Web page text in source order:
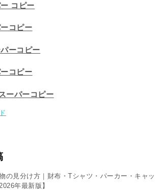
コピー
コピー
ーコピー​
コピー
ーパーコピー
の見分け方｜財布・Tシャツ・パーカー・キャッ
年最新版】